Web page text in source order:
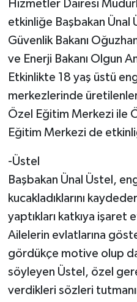
Hizmetler Dairesi
etkinliğe Başbakan Ünal
Güvenlik Bakanı
ve Enerji Bakanı Olgun
Etkinlikte 18 yaş üstü
merkezlerinde üretilenler
Özel Eğitim Merkezi ile
Eğitim Merkezi de
-Üstel
Başbakan Ünal Üstel,
kucakladıklarını
yaptıkları katkıya işaret
Ailelerin evlatlarına
gördükçe motive olup
söyleyen Üstel, özel
verdikleri sözleri